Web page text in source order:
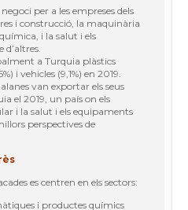
per a les empreses dels
i construcció, la maquinària
i la salut i els
a Turquia plàstics
i vehicles (9,1%) en 2019.
van exportar els seus
el 2019, un país on els
i la salut i els equipaments
perspectives de
es centren en els sectors:
i productes químics